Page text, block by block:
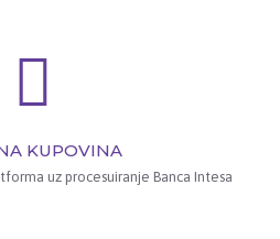
KUPOVINA
uz procesuiranje Banca Intesa